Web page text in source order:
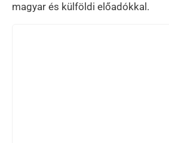
magyar és külföldi előadókkal.